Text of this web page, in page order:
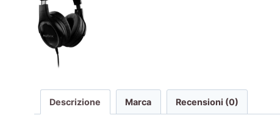
Descrizione Marca Recensioni (0)